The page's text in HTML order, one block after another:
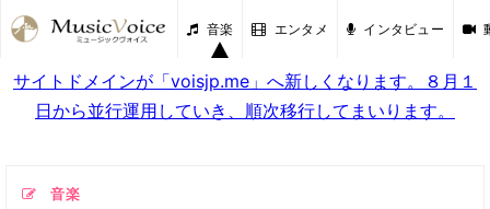
音楽 エンタメ インタビュー
サイトドメインが「voisjp.me」へ新しくなります。８月１
日から並行運用していき、順次移行してまいります。
音楽